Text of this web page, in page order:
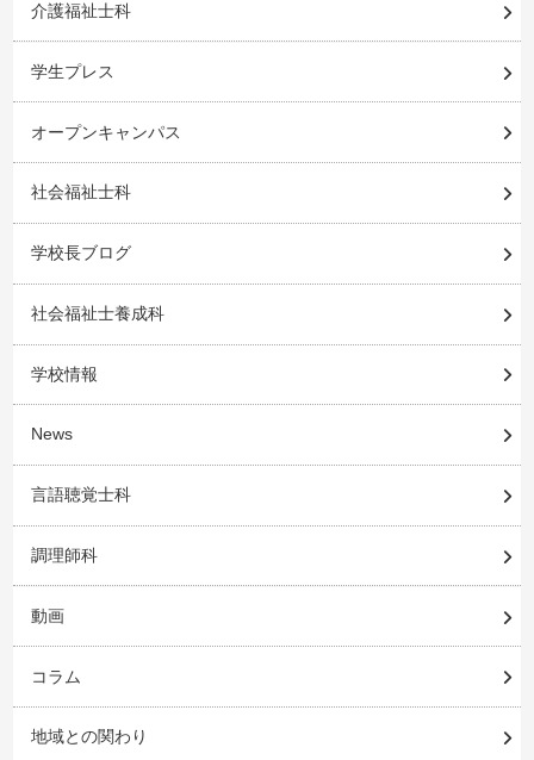
介護福祉士科
学生プレス
オープンキャンパス
社会福祉士科
学校長ブログ
社会福祉士養成科
学校情報
News
言語聴覚士科
調理師科
動画
コラム
地域との関わり